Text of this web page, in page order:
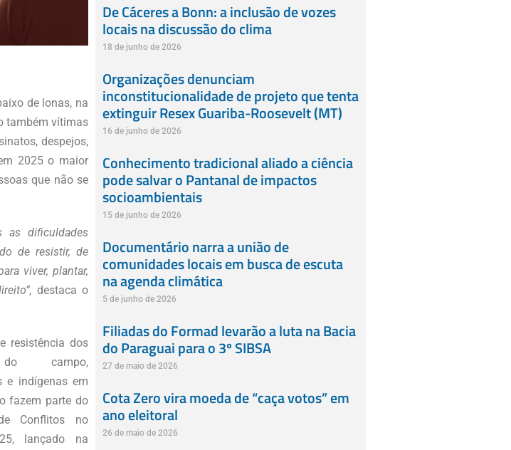
de lonas, na
também vítimas
despejos,
2025 o maior
que não se
as dificuldades
de resistir, de
viver, plantar,
destaca o
resistência dos
campo,
e indígenas em
fazem parte do
Conflitos no
lançado na
De Cáceres a Bonn: a inclusão de vozes
locais na discussão do clima
18 de junho de 2026
Organizações denunciam
inconstitucionalidade de projeto que tenta
extinguir Resex Guariba-Roosevelt (MT)
16 de junho de 2026
Conhecimento tradicional aliado a ciência
pode salvar o Pantanal de impactos
socioambientais
15 de junho de 2026
Documentário narra a união de
comunidades locais em busca de escuta
na agenda climática
5 de junho de 2026
Filiadas do Formad levarão a luta na Bacia
do Paraguai para o 3º SIBSA
27 de maio de 2026
Cota Zero vira moeda de “caça votos” em
ano eleitoral
26 de maio de 2026